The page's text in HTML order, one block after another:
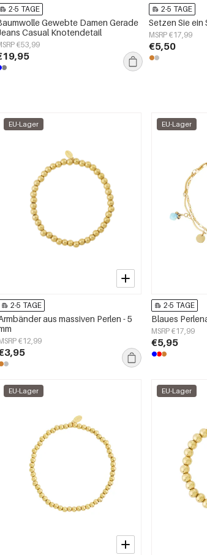
2-5 TAGE
Gewebte Damen Gerade
Casual Knotendetail
€53,99
2-5 TAGE
Setzen Sie ein
MSRP €17,99
€5,50
EU-Lager
2-5 TAGE
aus massiven Perlen - 5
€12,99
EU-Lager
2-5 TAGE
Blaues
MSRP €17,99
€5,95
EU-Lager EU-Lager